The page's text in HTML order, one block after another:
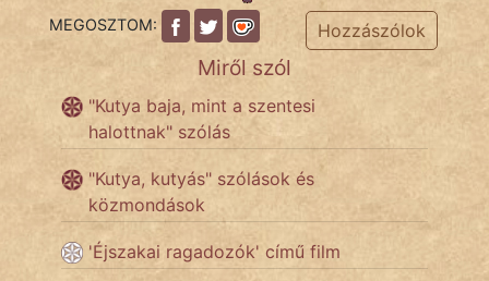
Hunor
Jób Gedeon
Láron Ádám
vörös ördög
nagyöreg
MEGOSZTOM: Hozzászólok
Miről szól
"Kutya baja, mint a szentesi
halottnak" szólás
"Kutya, kutyás" szólások és
közmondások
'Éjszakai ragadozók' című film